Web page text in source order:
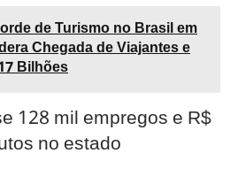
de Turismo no Brasil em
Chegada de Viajantes e
Bilhões
128 mil empregos e R$
no estado